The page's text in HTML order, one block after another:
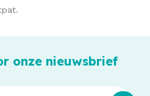
onze nieuwsbrief